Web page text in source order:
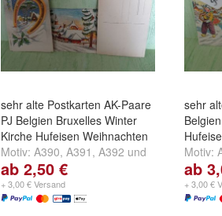
sehr alte Postkarten AK-Paare
PJ Belgien Bruxelles Winter
Kirche Hufeisen Weihnachten
Motiv: A390, A391 , A392 und
weitere ...
ab 2,50 €
+ 3,00 € Versand
sehr
Motiv:
ab
+ 3,00 €